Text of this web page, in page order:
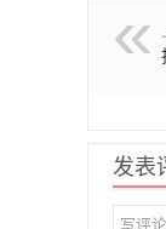
发表